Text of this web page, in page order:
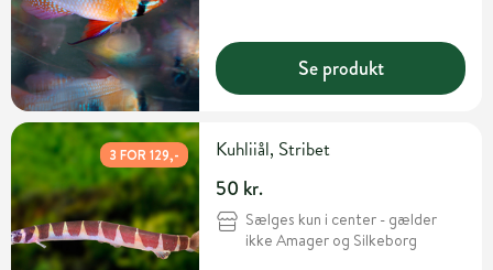
Se produkt
3 FOR 129,- Kuhliiål, Stribet
50 kr.
Sælges kun i center - gælder
ikke Amager og Silkeborg